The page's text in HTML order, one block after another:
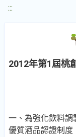
:::
2012年第1屆桃
一、為強化飲料調
優質酒品認證制度